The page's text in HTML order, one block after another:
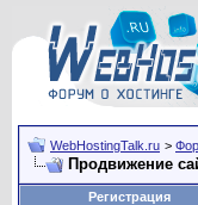
WebHostingTalk.ru >
Продвижение
Регистрация